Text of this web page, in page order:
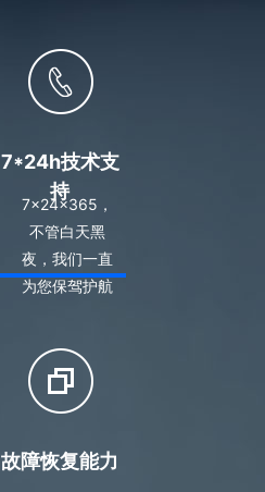
7*24h技术支
持
7×24×365，
不管白天黑
夜，我们一直
为您保驾护航
故障恢复能力